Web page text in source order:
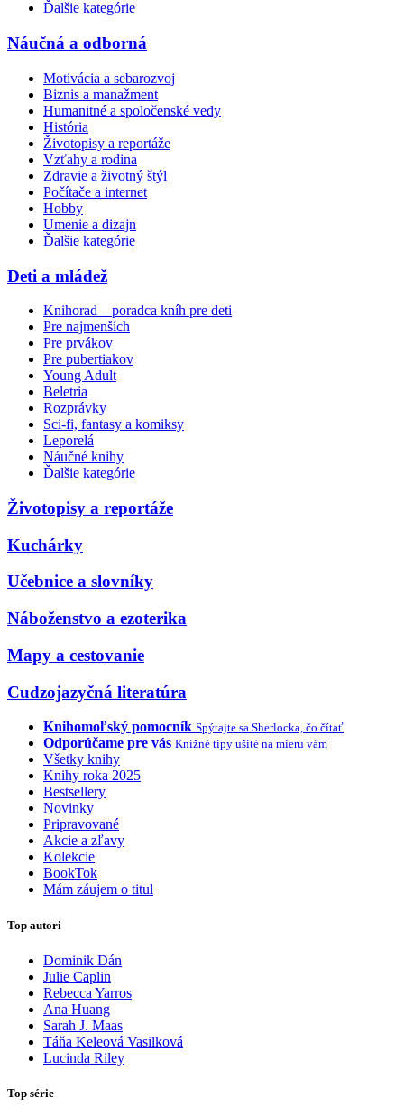
Ďalšie kategórie
Náučná a odborná
Motivácia a sebarozvoj
Biznis a manažment
Humanitné a spoločenské vedy
História
Životopisy a reportáže
Vzťahy a rodina
Zdravie a životný štýl
Počítače a internet
Hobby
Umenie a dizajn
Ďalšie kategórie
Deti a mládež
Knihorad – poradca kníh pre deti
Pre najmenších
Pre prvákov
Pre pubertiakov
Young Adult
Beletria
Rozprávky
Sci-fi, fantasy a komiksy
Leporelá
Náučné knihy
Ďalšie kategórie
Životopisy a reportáže
Kuchárky
Učebnice a slovníky
Náboženstvo a ezoterika
Mapy a cestovanie
Cudzojazyčná literatúra
Knihomoľský pomocník Spýtajte sa Sherlocka, čo čítať
Odporúčame pre vás Knižné tipy ušité na mieru vám
Všetky knihy
Knihy roka 2025
Bestsellery
Novinky
Pripravované
Akcie a zľavy
Kolekcie
BookTok
Mám záujem o titul
Top autori
Dominik Dán
Julie Caplin
Rebecca Yarros
Ana Huang
Sarah J. Maas
Táňa Keleová Vasilková
Lucinda Riley
Top série